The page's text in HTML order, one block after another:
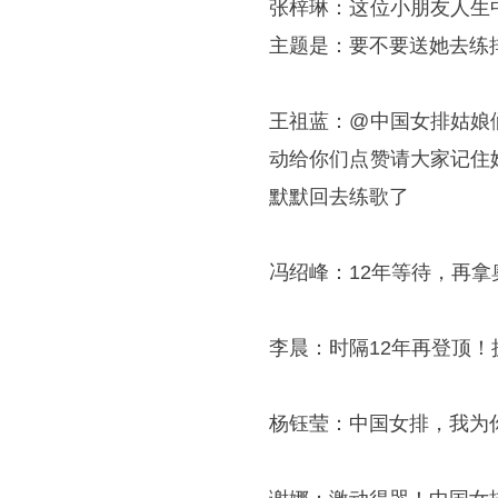
张梓琳：这位小朋友人
主题是：要不要送她去练
王祖蓝：@中国女排姑
动给你们点赞请大家记
默默回去练歌了
冯绍峰：12年等待，再
李晨：时隔12年再登顶
杨钰莹：中国女排，我为